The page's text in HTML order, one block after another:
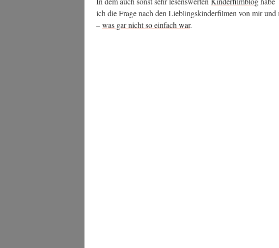
ich die Fra­ge nach den Lieb­lings­kin­der­fil­men von mir
–was gar nicht so ein­fach war.